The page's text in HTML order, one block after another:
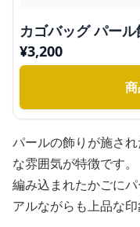
カゴバッグ パー
¥3,200
パールの飾りが施さ
な雰囲気が特徴です。
編み込まれたかごに
アルながらも上品な印